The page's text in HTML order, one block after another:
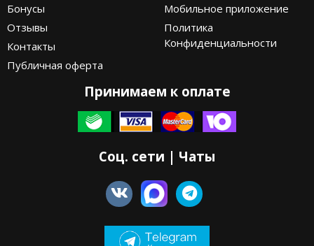
Бонусы
Отзывы
Контакты
Публичная оферта
Мобильное приложение
Политика
Конфиденциальности
Принимаем к оплате
Соц. сети | Чаты